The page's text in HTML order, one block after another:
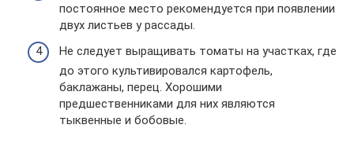
постоянное место рекомендуется при появлении
двух листьев у рассады.
Не следует выращивать томаты на участках, где
до этого культивировался картофель,
баклажаны, перец. Хорошими
предшественниками для них являются
тыквенные и бобовые.